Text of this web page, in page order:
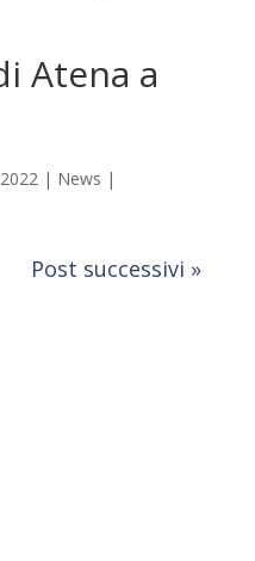
Atena a
| News |
Post successivi »